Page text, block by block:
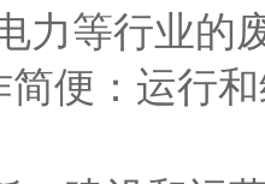
力等行业的
：运行和